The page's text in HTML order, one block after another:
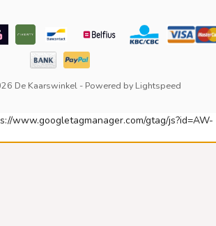
De Kaarswinkel - Powered by Lightspeed
www.googletagmanager.com/gtag/js?id=AW-